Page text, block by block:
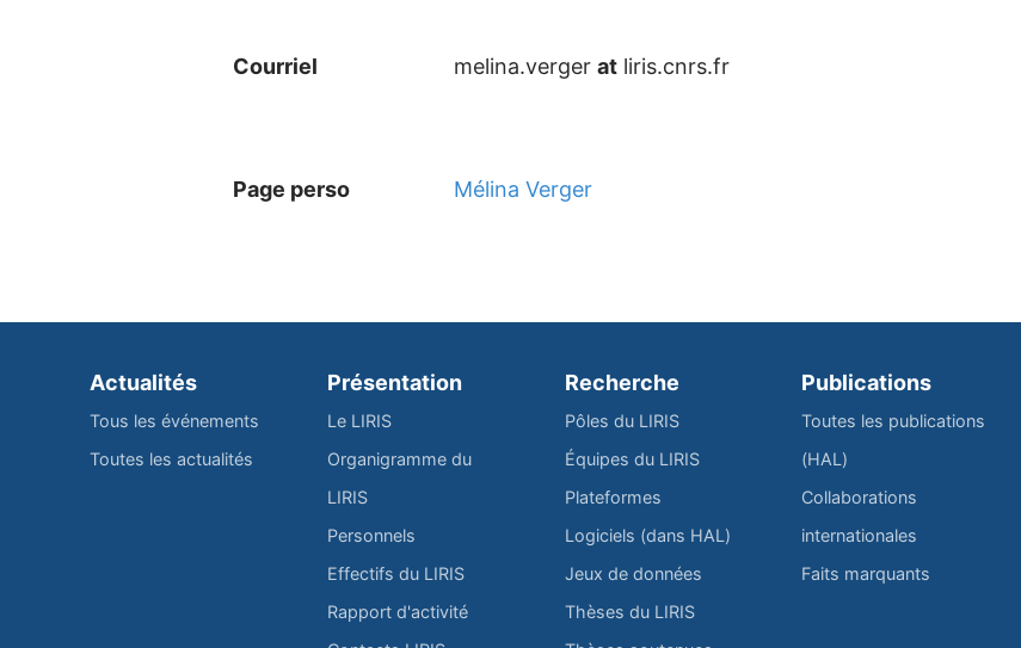
Courriel melina.verger at liris.cnrs.fr
Page perso Mélina Verger
Actualités
Tous les événements
Toutes les actualités
Présentation
Le LIRIS
Organigramme du
LIRIS
Personnels
Effectifs du LIRIS
Rapport d'activité
Recherche
Pôles du LIRIS
Équipes du LIRIS
Plateformes
Logiciels (dans HAL)
Jeux de données
Thèses du LIRIS
Publications
Toutes les publications
(HAL)
Collaborations
internationales
Faits marquants